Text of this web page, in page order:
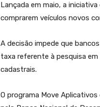
Lançada em maio, a
comprarem veículos novos
A decisão impede que
taxa referente à pesquisa
cadastrais.
O programa Move